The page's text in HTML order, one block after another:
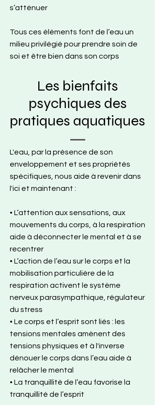
s’atténuer
Tous ces éléments font de l’eau un
milieu privilégié pour prendre soin de
soi et être bien dans son corps
Les bienfaits
psychiques des
pratiques aquatiques
L'eau, par la présence de son
enveloppement et ses propriétés
spécifiques, nous aide à revenir dans
l'ici et maintenant :
• L’attention aux sensations, aux
mouvements du corps, à la respiration
aide à déconnecter le mental et à se
recentrer
• L’action de l’eau sur le corps et la
mobilisation particulière de la
respiration activent le système
nerveux parasympathique, régulateur
du stress
• Le corps et l’esprit sont liés : les
tensions mentales amènent des
tensions physiques et à l'inverse
dénouer le corps dans l’eau aide à
relâcher le mental
• La tranquillité de l’eau favorise la
tranquillité de l’esprit